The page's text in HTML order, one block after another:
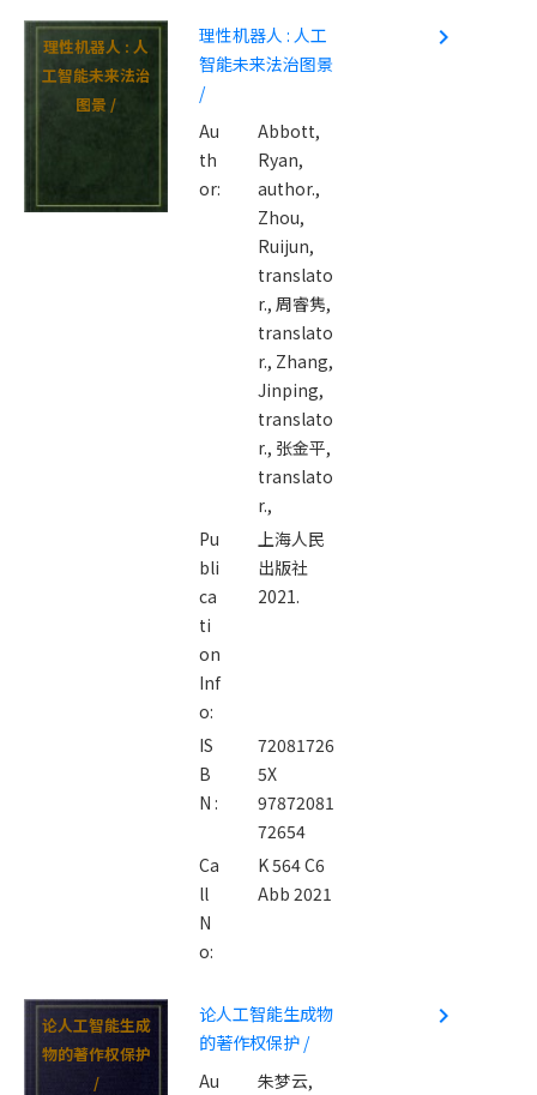
理性机器人 : 人
工智能未来法治
图景 /
理性机器人 : 人工
智能未来法治图景
/
Au
th
or:
Abbott,
Ryan,
author.,
Zhou,
Ruijun,
translato
r., 周睿隽,
translato
r., Zhang,
Jinping,
translato
r., 张金平,
translato
r.,
Pu
bli
ca
ti
on
Inf
o:
上海人民
出版社
2021.
IS
B
N :
72081726
5X
97872081
72654
Ca
ll
N
o:
K 564 C6
Abb 2021
navigate_next
论人工智能生成
物的著作权保护
/
论人工智能生成物
的著作权保护 /
Au
朱梦云,
navigate_next